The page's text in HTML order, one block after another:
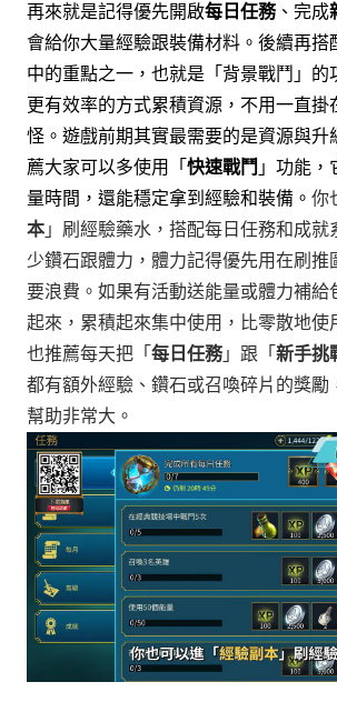
再來就是記得優先開啟每日任務、完成
會給你大量經驗跟裝備材料。後續再搭
中的重點之一，也就是「背景戰鬥」的
更有效率的方式累積資源，不用一直掛
怪。 遊戲前期其實最需要的是資源與升
薦大家可以多使用「 快速戰鬥 」功能，
量時間，還能穩定拿到經驗和裝備。 你
本 」刷經驗藥水，搭配每日任務和成就
少鑽石跟體力，體力記得優先用在刷推
要浪費。如果有活動送能量或體力補給
起來，累積起來集中使用，比零散地使
也推薦每天把「 每日任務」跟「 新手挑
都有額外經驗、鑽石或召喚碎片的獎勵
幫助非常大。